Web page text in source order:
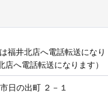
福井北店へ電話転送になり
店へ電話転送になります）
日の出町 ２－１